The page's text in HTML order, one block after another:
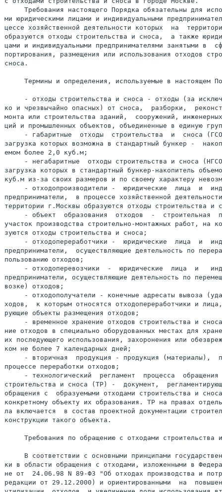
Требования настоящего Порядка обязательны для
ми юридическими лицами и индивидуальными
цессе хозяйственной деятельности которых  на
образуются отходы строительства и сноса,  а также
цами и индивидуальными предпринимателями занятыми в
портирования, размещения или использования отходов
сноса.
Термины и определения, используемые в настоящем
- отходы строительства и сноса - отходы (за
ко и чрезвычайно опасных) от сноса,  разборки,
монта или строительства зданий,  сооружений,
ций и промышленных объектов, объединенные в единую
- габаритные  отходы  строительства  и  сноса
загрузка которых возможна в стандартный бункер -
емом более 2,0 куб.м;
- негабаритные  отходы строительства и сноса
загрузка которых в стандартный бункер-накопитель
куб.м из-за своих размеров и по своему характеру
- отходопроизводители -  юридические  лица  и
предприниматели,  в процессе хозяйственной
территории г.Москвы образуются отходы строительства и
- объект  образования  отходов  -  строительная
участок производства строительно-монтажных работ, на
зуются отходы строительства и сноса;
- отходопереработчики -  юридические  лица  и
предприниматели,  осуществляющие деятельность по
пользованию отходов;
- отходоперевозчики  -  юридические  лица  и
предприниматели, осуществляющие деятельность по
возке) отходов;
- отходополучатели - конечные адресаты вывоза
ходов,  к которым относятся отходопереработчики и
рующие объекты размещения отходов;
- временное хранение отходов строительства и
ние отходов в специально оборудованных местах для
их последующего использования, захоронения или
ком не более 7 календарных дней;
- вторичная  продукция - продукция (материалы),
процессе переработки отходов;
- технологический  регламент  процесса  обращения
строительства и сноса (ТР) -  документ,
обращения с  образуемыми отходами строительства и
конкретному объекту их образования. ТР на правах
ла включается  в состав проектной документации
конструкции такого объекта.
Требования по обращению с отходами строительства
В соответствии с основными принципами
ки в области обращения с отходами, изложенными в
не от  24.06.98 N 89-ФЗ "Об отходах производства и
редакции от 29.12.2000) и ориентированными  на